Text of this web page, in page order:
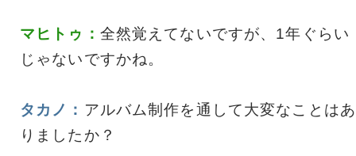
マヒトゥ： 全然覚えてないですが、1年ぐらい
じゃないですかね。
タカノ： アルバム制作を通して大変なことはあ
りましたか？